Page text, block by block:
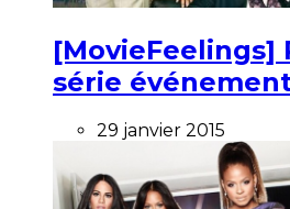
[MovieFeelings]
série
29 janvier 2015